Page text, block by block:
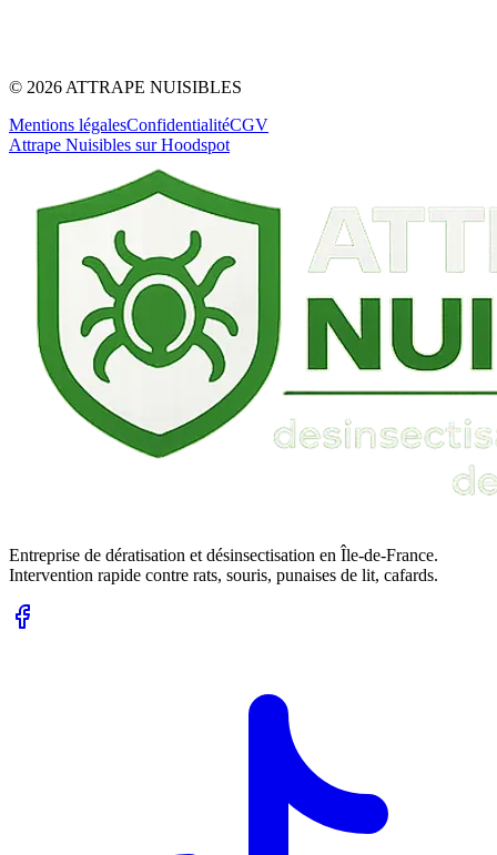
© 2026 ATTRAPE NUISIBLES
Mentions légalesConfidentialitéCGV
Attrape Nuisibles sur Hoodspot
Entreprise de dératisation et désinsectisation en Île-de-France.
Intervention rapide contre rats, souris, punaises de lit, cafards.